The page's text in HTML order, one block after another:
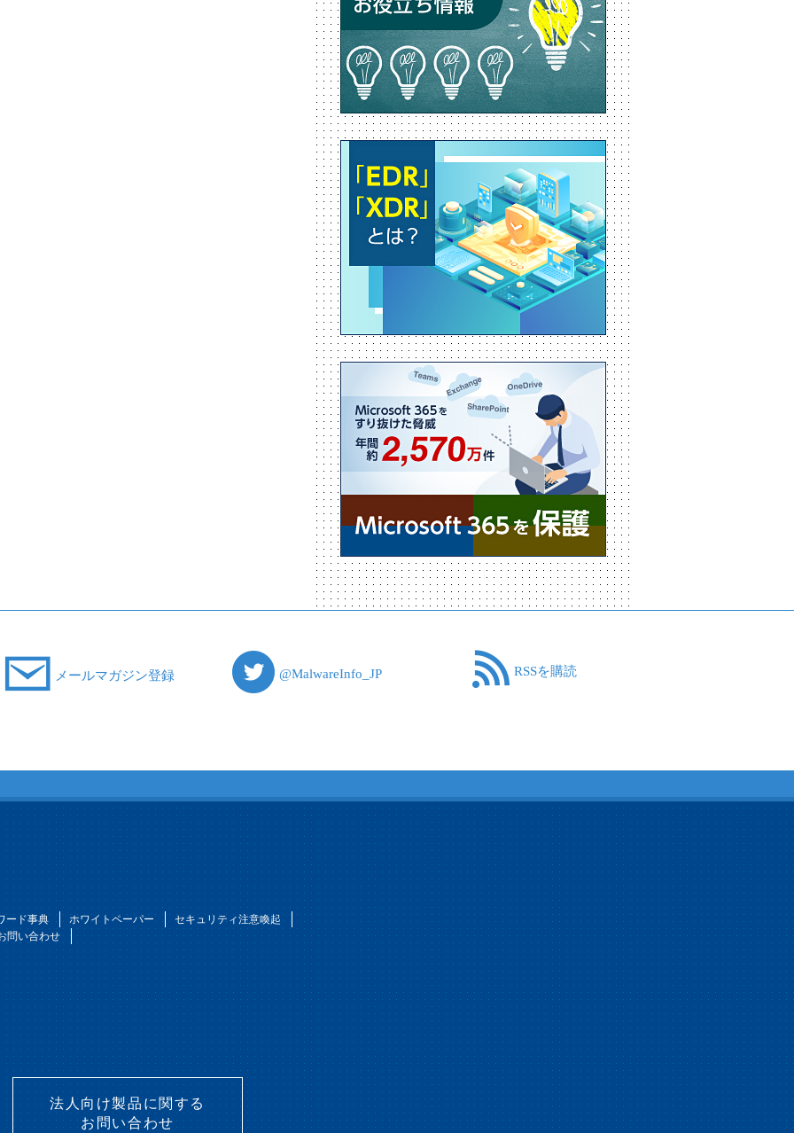
メールマガジン登録 @MalwareInfo_JP RSSを購読
ード事典 ホワイトペーパー
セキュリティ注意喚起
問い合わせ
法人向け製品に関する
お問い合わせ